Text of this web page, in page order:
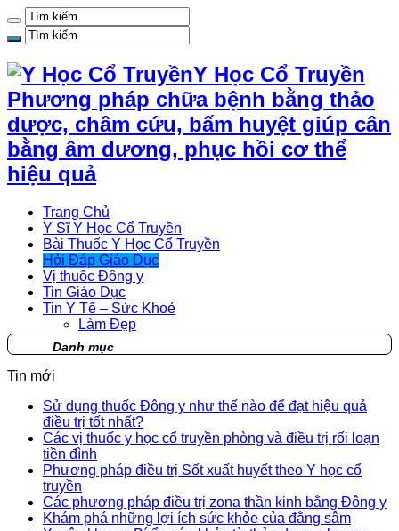
Y Học Cổ Truyền
Phương pháp chữa bệnh bằng thảo
dược, châm cứu, bấm huyệt giúp cân
bằng âm dương, phục hồi cơ thể
hiệu quả
Trang Chủ
Y Sĩ Y Học Cổ Truyền
Bài Thuốc Y Học Cổ Truyền
Hỏi Đáp Giáo Dục
Vị thuốc Đông y
Tin Giáo Dục
Tin Y Tế – Sức Khoẻ
Làm Đẹp
Danh mục
Tin mới
Sử dụng thuốc Đông y như thế nào để đạt hiệu quả
điều trị tốt nhất?
Các vị thuốc y học cổ truyền phòng và điều trị rối loạn
tiền đình
Phương pháp điều trị Sốt xuất huyết theo Y học cổ
truyền
Các phương pháp điều trị zona thần kinh bằng Đông y
Khám phá những lợi ích sức khỏe của đằng sâm